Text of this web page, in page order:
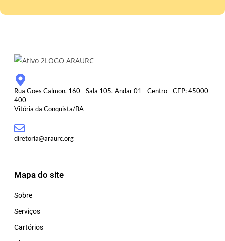
Rua Goes Calmon, 160 - Sala 105, Andar 01 - Centro - CEP: 45000-
400
Vitória da Conquista/BA
diretoria@araurc.org
Mapa do site
Sobre
Serviços
Cartórios